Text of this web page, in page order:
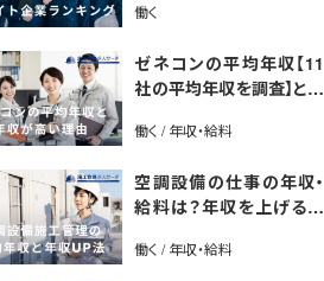
版】
働く
ゼネコンの平均年収【11
社の平均年収を調査】と年
P法も紹介
働く / 年収・給料
空調設備の仕事の年収・
給料は？年収を上げる方
働く / 年収・給料